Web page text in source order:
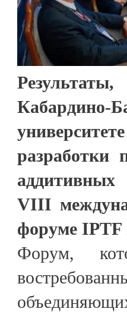
разработки
VIII
форуме IPTF
Форум,